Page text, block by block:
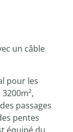
un câble
pour les
passages
pentes
équipé du